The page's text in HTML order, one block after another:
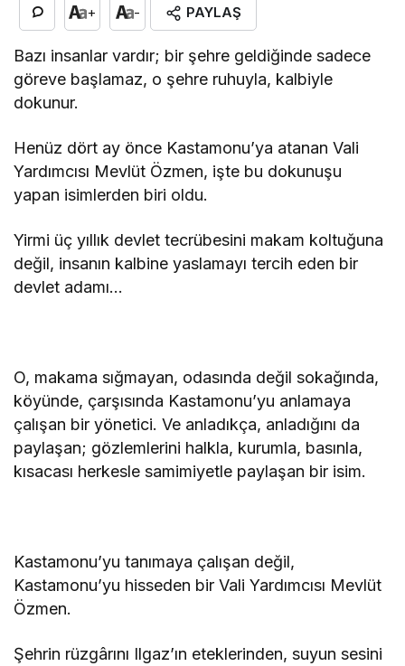
+ - PAYLAŞ
Bazı insanlar vardır; bir şehre geldiğinde sadece
göreve başlamaz, o şehre ruhuyla, kalbiyle
dokunur.
Henüz dört ay önce Kastamonu’ya atanan Vali
Yardımcısı Mevlüt Özmen, işte bu dokunuşu
yapan isimlerden biri oldu.
Yirmi üç yıllık devlet tecrübesini makam koltuğuna
değil, insanın kalbine yaslamayı tercih eden bir
devlet adamı…
O, makama sığmayan, odasında değil sokağında,
köyünde, çarşısında Kastamonu’yu anlamaya
çalışan bir yönetici. Ve anladıkça, anladığını da
paylaşan; gözlemlerini halkla, kurumla, basınla,
kısacası herkesle samimiyetle paylaşan bir isim.
Kastamonu’yu tanımaya çalışan değil,
Kastamonu’yu hisseden bir Vali Yardımcısı Mevlüt
Özmen.
Şehrin rüzgârını Ilgaz’ın eteklerinden, suyun sesini